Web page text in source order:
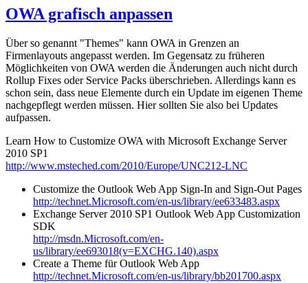
OWA grafisch anpassen
Über so genannt "Themes" kann OWA in Grenzen an
Firmenlayouts angepasst werden. Im Gegensatz zu früheren
Möglichkeiten von OWA werden die Änderungen auch nicht durch
Rollup Fixes oder Service Packs überschrieben. Allerdings kann es
schon sein, dass neue Elemente durch ein Update im eigenen Theme
nachgepflegt werden müssen. Hier sollten Sie also bei Updates
aufpassen.
Learn How to Customize OWA with Microsoft Exchange Server
2010 SP1
http://www.msteched.com/2010/Europe/UNC212-LNC
Customize the Outlook Web App Sign-In and Sign-Out Pages
http://technet.Microsoft.com/en-us/library/ee633483.aspx
Exchange Server 2010 SP1 Outlook Web App Customization
SDK
http://msdn.Microsoft.com/en-
us/library/ee693018(v=EXCHG.140).aspx
Create a Theme für Outlook Web App
http://technet.Microsoft.com/en-us/library/bb201700.aspx